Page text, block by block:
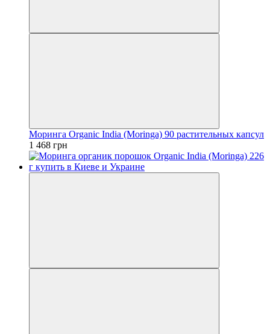
Моринга Organic India (Moringa) 90 растительных капсул
1 468 грн